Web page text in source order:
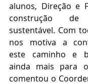
alunos, Direção e
construção
sustentável. Com
nos motiva a
este caminho e
ainda mais para
comentou o